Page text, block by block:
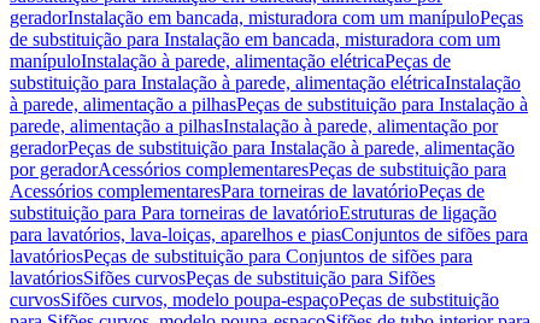
geradorInstalação em bancada, misturadora com um manípuloPeças
de substituição para Instalação em bancada, misturadora com um
manípuloInstalação à parede, alimentação elétricaPeças de
substituição para Instalação à parede, alimentação elétricaInstalação
à parede, alimentação a pilhasPeças de substituição para Instalação à
parede, alimentação a pilhasInstalação à parede, alimentação por
geradorPeças de substituição para Instalação à parede, alimentação
por geradorAcessórios complementaresPeças de substituição para
Acessórios complementaresPara torneiras de lavatórioPeças de
substituição para Para torneiras de lavatórioEstruturas de ligação
para lavatórios, lava-loiças, aparelhos e piasConjuntos de sifões para
lavatóriosPeças de substituição para Conjuntos de sifões para
lavatóriosSifões curvosPeças de substituição para Sifões
curvosSifões curvos, modelo poupa-espaçoPeças de substituição